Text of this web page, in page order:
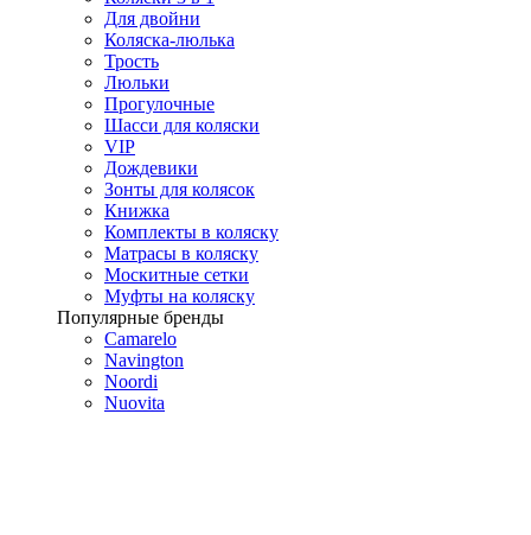
Для двойни
Коляска-люлька
Трость
Люльки
Прогулочные
Шасси для коляски
VIP
Дождевики
Зонты для колясок
Книжка
Комплекты в коляску
Матрасы в коляску
Москитные сетки
Муфты на коляску
Популярные бренды
Camarelo
Navington
Noordi
Nuovita